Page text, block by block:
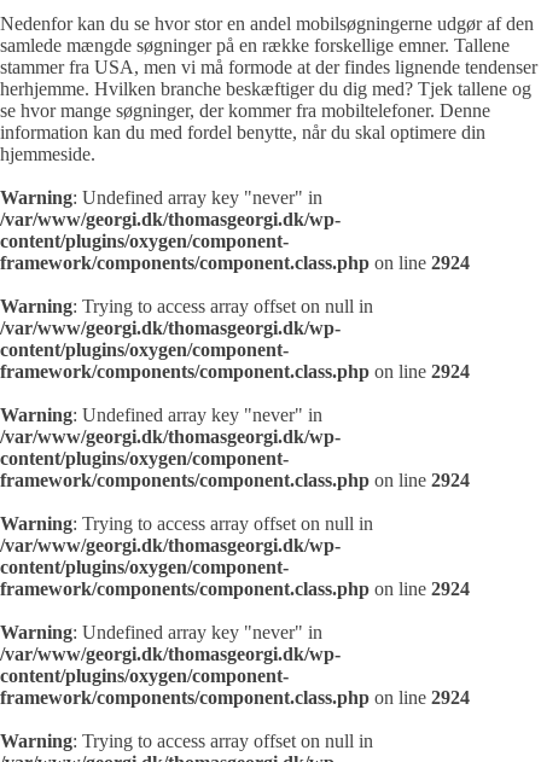
Nedenfor kan du se hvor stor en andel mobilsøgningerne udgør af den
samlede mængde søgninger på en række forskellige emner. Tallene
stammer fra USA, men vi må formode at der findes lignende tendenser
herhjemme. Hvilken branche beskæftiger du dig med? Tjek tallene og
se hvor mange søgninger, der kommer fra mobiltelefoner. Denne
information kan du med fordel benytte, når du skal optimere din
hjemmeside.
Warning: Undefined array key "never" in
/var/www/georgi.dk/thomasgeorgi.dk/wp-
content/plugins/oxygen/component-
framework/components/component.class.php on line 2924
Warning: Trying to access array offset on null in
/var/www/georgi.dk/thomasgeorgi.dk/wp-
content/plugins/oxygen/component-
framework/components/component.class.php on line 2924
Warning: Undefined array key "never" in
/var/www/georgi.dk/thomasgeorgi.dk/wp-
content/plugins/oxygen/component-
framework/components/component.class.php on line 2924
Warning: Trying to access array offset on null in
/var/www/georgi.dk/thomasgeorgi.dk/wp-
content/plugins/oxygen/component-
framework/components/component.class.php on line 2924
Warning: Undefined array key "never" in
/var/www/georgi.dk/thomasgeorgi.dk/wp-
content/plugins/oxygen/component-
framework/components/component.class.php on line 2924
Warning: Trying to access array offset on null in